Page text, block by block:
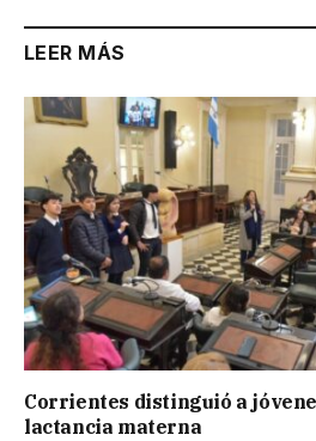
LEER MÁS
Corrientes distinguió a
lactancia materna